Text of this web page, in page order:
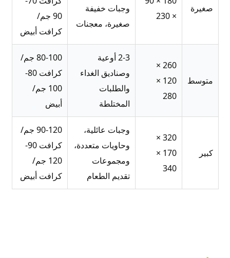
صغيرة
× 230
وجبات خفيفة
صغيرة، معجنات
90 جم/
كرافت أبيض
متوسط
260 ×
120 ×
280
2-3 أوعية
وصناديق الغداء
والطلبات
المختلطة
80-100 جم/
كرافت 80-
100 جم/
أبيض
كبير
320 ×
170 ×
340
وجبات عائلية،
وحاويات متعددة،
ومجموعات
تقديم الطعام
90-120 جم/
كرافت 90-
120 جم/
كرافت أبيض